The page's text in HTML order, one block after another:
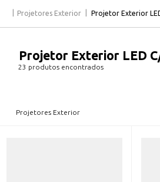
Projetores Exterior Projetor Exterior
Projetor Exterior LED
23 produtos encontrados
Projetores Exterior